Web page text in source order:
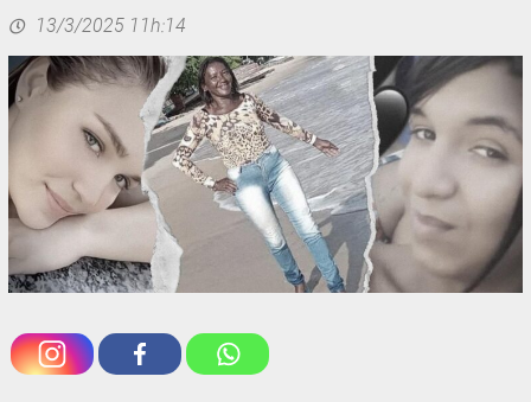
13/3/2025 11h:14